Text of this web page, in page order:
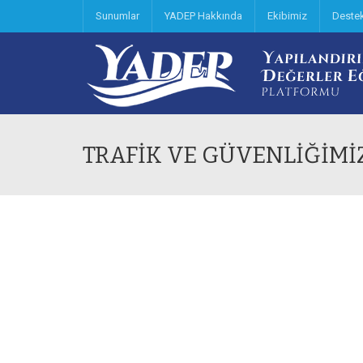
Sunumlar YADEP Hakkında Ekibimiz
TRAFİK VE